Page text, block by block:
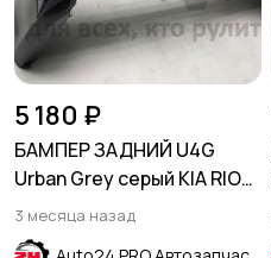
5 180 ₽
БАМПЕР ЗАДНИЙ U4G
Urban Grey серый KIA RIO
2020-2024
3 месяца назад